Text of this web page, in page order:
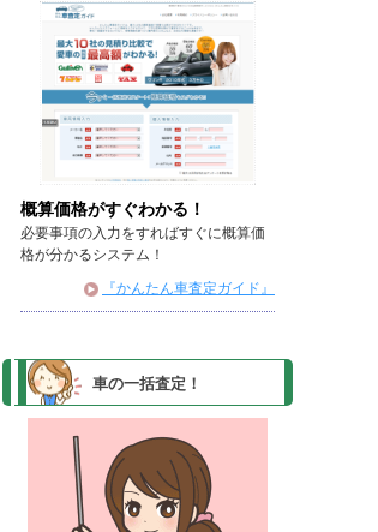
概算価格がすぐわかる！
必要事項の入力をすればすぐに概算価
格が分かるシステム！
『かんたん車査定ガイド』
車の一括査定！